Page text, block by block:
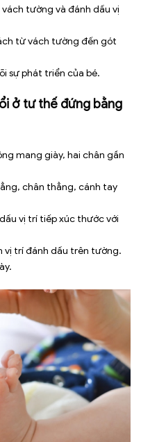
tường và đánh dấu vị
từ vách tường đến gót
sự phát triển của bé.
ở tư thế đứng bằng
mang giày, hai chân gần
chân thẳng, cánh tay
vị trí tiếp xúc thước với
vị trí đánh dấu trên tường.